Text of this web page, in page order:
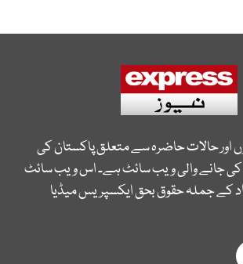
اور حالات حاضرہ سے متعلق پاکستان کی
جانے والی ویب سائٹ ہے۔ اس ویب سائٹ
کے جملہ حقوق بحق ایکسپریس میڈیا